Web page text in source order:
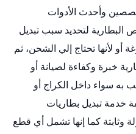
وأحدث الأدوات
البطارية لتحديد سبب تبديل
أو لأنها تحتاج إلي الشحن، ثم
خبرة وكفاءة لصيانة أو
به سواء داخل الكراج أو
خدمة تبديل بطاريات
وثابتة كما إنها تشمل أي قطع